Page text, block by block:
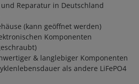
Reparatur in Deutschland
(kann geöffnet werden)
Komponenten
& langlebiger Komponenten
als andere LiFePO4